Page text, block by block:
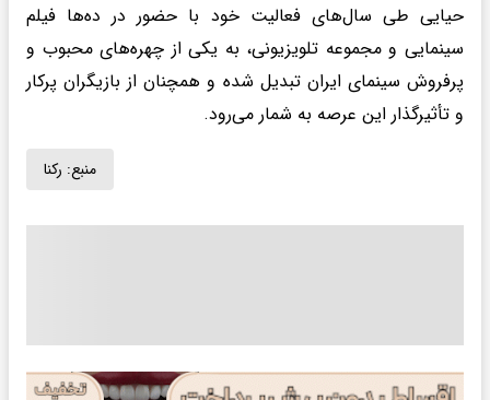
حیایی طی سال‌های فعالیت خود با حضور در ده‌ها فیلم
سینمایی و مجموعه تلویزیونی، به یکی از چهره‌های محبوب و
پرفروش سینمای ایران تبدیل شده و همچنان از بازیگران پرکار
و تأثیرگذار این عرصه به شمار می‌رود.
منبع: رکنا